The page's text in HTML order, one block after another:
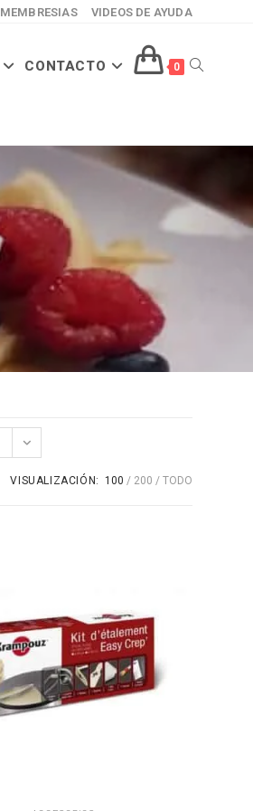
MEMBRESIAS VIDEOS DE AYUDA
CONTACTO 0 ALTERNAR
DE
VISUALIZACIÓN: 100 200 TODO